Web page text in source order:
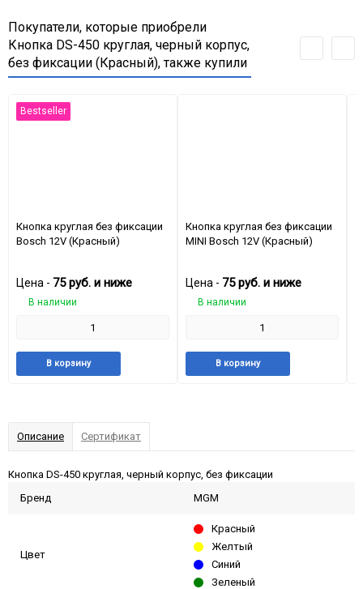
Покупатели, которые приобрели
Кнопка DS-450 круглая, черный корпус,
без фиксации (Красный), также купили
Bestseller
Кнопка круглая без фиксации
Bosch 12V (Красный)
Цена - 75руб. и ниже
В наличии
В корзину
Кнопка круглая без фиксации
MINI Bosch 12V (Красный)
Цена - 75руб. и ниже
В наличии
В корзину
Описание Сертификат
Кнопка DS-450 круглая, черный корпус, без фиксации
Бренд
MGM
Цвет
Красный
Желтый
Синий
Зеленый